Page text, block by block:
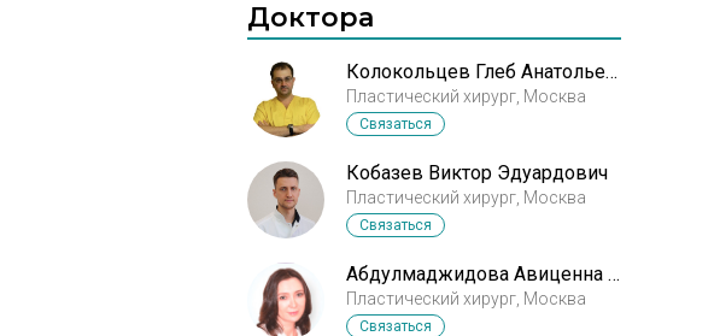
Доктора
Колокольцев Глеб Анатольевич
Пластический хирург, Москва
Связаться
Кобазев Виктор Эдуардович
Пластический хирург, Москва
Связаться
Абдулмаджидова Авиценна Саидбеговна
Пластический хирург, Москва
Связаться